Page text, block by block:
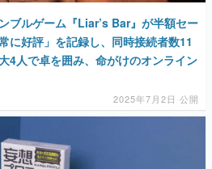
ブルゲーム『Liar’s Bar』が半額セー
に好評」を記録し、同時接続者数11
4人で卓を囲み、命がけのオンライン
2025年7月2日 公開